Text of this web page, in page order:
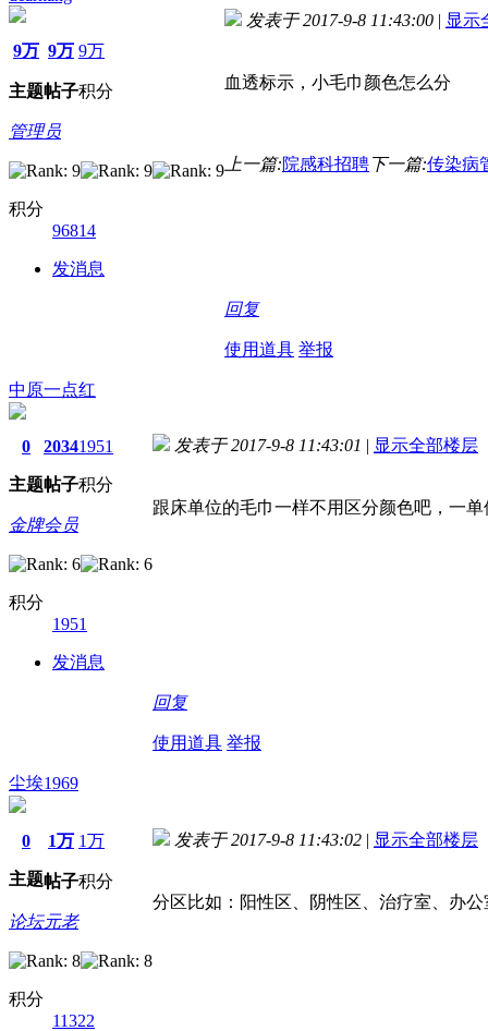
9万
主题
9万
帖子
9万
积分
管理员
积分
96814
发消息
发表于 2017-9-8 11:43:00 | 显示
血透标示，小毛巾颜色怎么分
上一篇:院感科招聘下一篇:传染病
回复
使用道具 举报
中原一点红
0
主题
2034
帖子
1951
积分
金牌会员
积分
1951
发消息
发表于 2017-9-8 11:43:01 | 显示全部楼层
跟床单位的毛巾一样不用区分颜色吧，一
回复
使用道具 举报
尘埃1969
0
主题
1万
帖子
1万
积分
论坛元老
积分
11322
发表于 2017-9-8 11:43:02 | 显示全部楼层
分区比如：阳性区、阴性区、治疗室、办